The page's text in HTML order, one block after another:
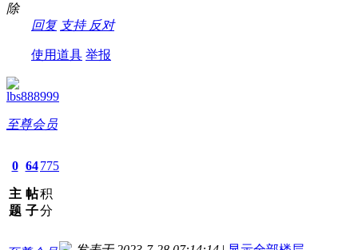
除
回复 支持 反对
使用道具 举报
lbs888999
至尊会员
0
主
题
64
帖
子
775
积
分